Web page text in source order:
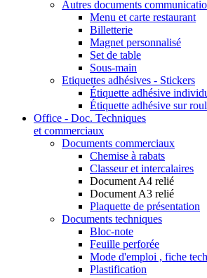
Autres documents
Menu et carte restaurant
Billetterie
Magnet personnalisé
Set de table
Sous-main
Etiquettes adhésives - Stickers
Étiquette adhésive
Étiquette adhésive sur
Office - Doc. Techniques
et commerciaux
Documents commerciaux
Chemise à rabats
Classeur et intercalaires
Document A4 relié
Document A3 relié
Plaquette de présentation
Documents techniques
Bloc-note
Feuille perforée
Mode d'emploi , fiche
Plastification